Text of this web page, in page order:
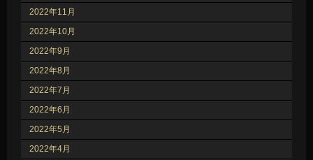
2022年11月
2022年10月
2022年9月
2022年8月
2022年7月
2022年6月
2022年5月
2022年4月